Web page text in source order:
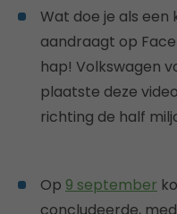
Wat doe je als een
aandraagt op
hap! Volkswagen
plaatste deze
richting de half
Op 9 september